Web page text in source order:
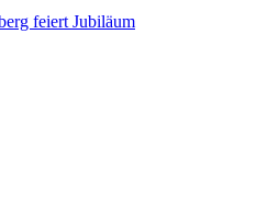
feiert Jubiläum